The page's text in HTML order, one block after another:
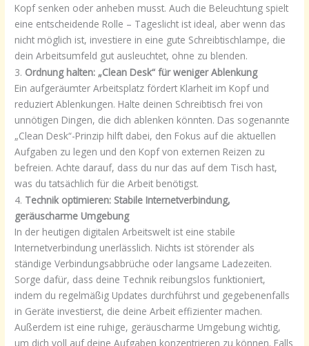
Kopf senken oder anheben musst. Auch die Beleuchtung spielt
eine entscheidende Rolle – Tageslicht ist ideal, aber wenn das
nicht möglich ist, investiere in eine gute Schreibtischlampe, die
dein Arbeitsumfeld gut ausleuchtet, ohne zu blenden.
3. Ordnung halten: „Clean Desk“ für weniger Ablenkung
Ein aufgeräumter Arbeitsplatz fördert Klarheit im Kopf und
reduziert Ablenkungen. Halte deinen Schreibtisch frei von
unnötigen Dingen, die dich ablenken könnten. Das sogenannte
„Clean Desk“-Prinzip hilft dabei, den Fokus auf die aktuellen
Aufgaben zu legen und den Kopf von externen Reizen zu
befreien. Achte darauf, dass du nur das auf dem Tisch hast,
was du tatsächlich für die Arbeit benötigst.
4. Technik optimieren: Stabile Internetverbindung,
geräuscharme Umgebung
In der heutigen digitalen Arbeitswelt ist eine stabile
Internetverbindung unerlässlich. Nichts ist störender als
ständige Verbindungsabbrüche oder langsame Ladezeiten.
Sorge dafür, dass deine Technik reibungslos funktioniert,
indem du regelmäßig Updates durchführst und gegebenenfalls
in Geräte investierst, die deine Arbeit effizienter machen.
Außerdem ist eine ruhige, geräuscharme Umgebung wichtig,
um dich voll auf deine Aufgaben konzentrieren zu können. Falls